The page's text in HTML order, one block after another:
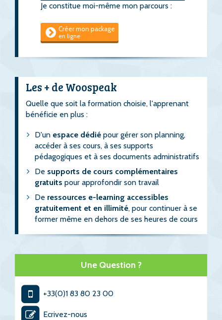
Je constitue moi-même mon parcours :
Créer mon package
en ligne
Les + de Woospeak
Quelle que soit la formation choisie, l'apprenant
bénéficie en plus :
D'un espace dédiépour gérer son planning,
accéder à ses cours, à ses supports
pédagogiques et à ses documents administratifs
De supports de cours complémentaires
gratuits pour approfondir son travail
De ressources e-learning accessibles
gratuitement et en illimité, pour continuer à se
former même en dehors de ses heures de cours
Une Question ?
+33(0)1 83 80 23 00
Ecrivez-nous